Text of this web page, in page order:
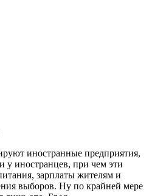
иностранные предприятия,
у иностранцев, при чем эти
зарплаты жителям и
выборов. Ну по крайней мере